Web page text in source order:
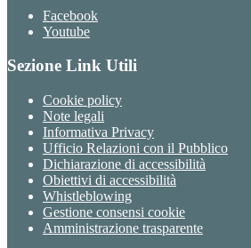
Facebook
Youtube
Sezione Link Utili
Cookie policy
Note legali
Informativa Privacy
Ufficio Relazioni con il Pubblico
Dichiarazione di accessibilità
Obiettivi di accessibilità
Whistleblowing
Gestione consensi cookie
Amministrazione trasparente